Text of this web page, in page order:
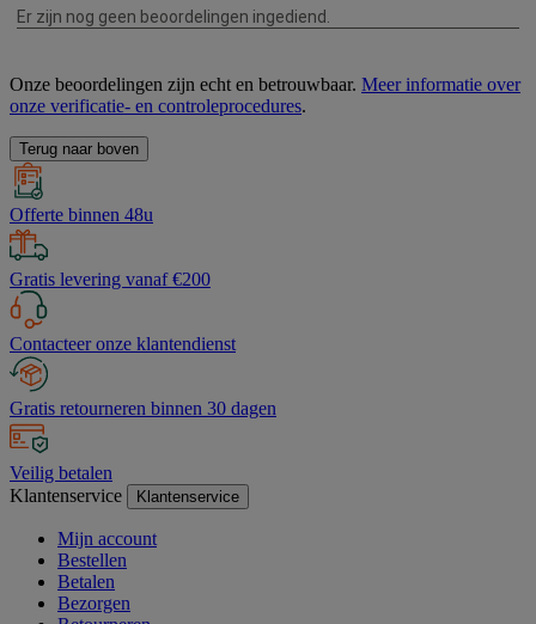
Onze beoordelingen zijn echt en betrouwbaar. Meer informatie over
onze verificatie- en controleprocedures.
Terug naar boven
Offerte binnen 48u
Gratis levering vanaf €200
Contacteer onze klantendienst
Gratis retourneren binnen 30 dagen
Veilig betalen
Klantenservice
Klantenservice
Mijn account
Bestellen
Betalen
Bezorgen